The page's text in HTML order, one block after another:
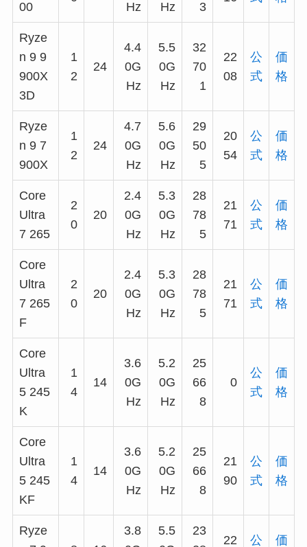
00
Hz
Hz
3
Ryze
n 9 9
900X
3D
1
2
24
4.4
0G
Hz
5.5
0G
Hz
32
70
1
22
08
公
式
価
格
Ryze
n 9 7
900X
1
2
24
4.7
0G
Hz
5.6
0G
Hz
29
50
5
20
54
公
式
価
格
Core
Ultra
7 265
2
0
20
2.4
0G
Hz
5.3
0G
Hz
28
78
5
21
71
公
式
価
格
Core
Ultra
7 265
F
2
0
20
2.4
0G
Hz
5.3
0G
Hz
28
78
5
21
71
公
式
価
格
Core
Ultra
5 245
K
1
4
14
3.6
0G
Hz
5.2
0G
Hz
25
66
8
0
公
式
価
格
Core
Ultra
5 245
KF
1
4
14
3.6
0G
Hz
5.2
0G
Hz
25
66
8
21
90
公
式
価
格
Ryze
3.8
5.5
23
22 公 価